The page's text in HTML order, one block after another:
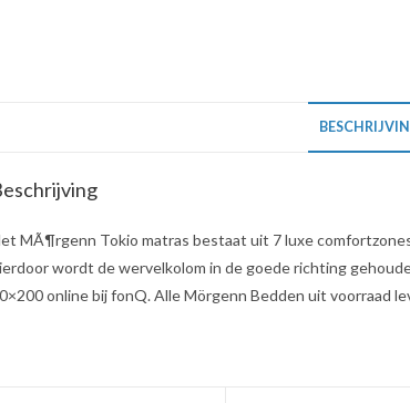
MÃ¶rgenn Tokio matras bestaat uit 7 luxe
wordt de wervelkolom in de goede richting
online bij fonQ. Alle Mörgenn Bedden uit voorraad